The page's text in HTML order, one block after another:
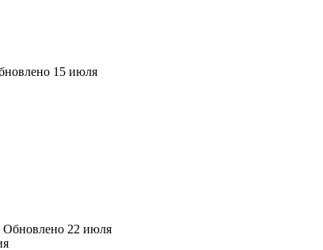
15 июля
Обновлено 22 июля